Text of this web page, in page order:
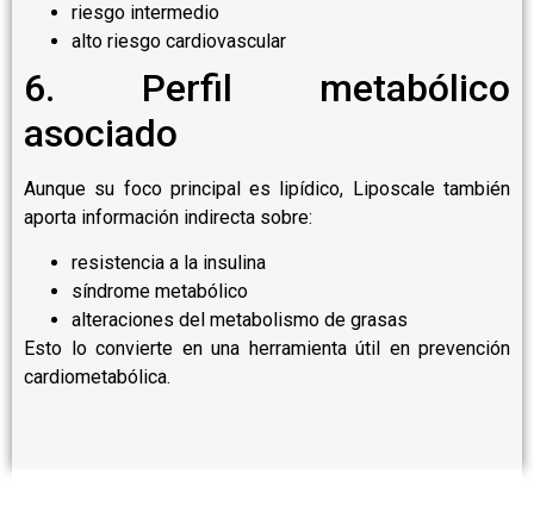
riesgo intermedio
alto riesgo cardiovascular
6. Perfil metabólico
asociado
Aunque su foco principal es lipídico, Liposcale también
aporta información indirecta sobre:
resistencia a la insulina
síndrome metabólico
alteraciones del metabolismo de grasas
Esto lo convierte en una herramienta útil en prevención
cardiometabólica.